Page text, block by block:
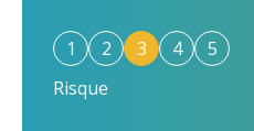
1 2 3 4
5
Risque